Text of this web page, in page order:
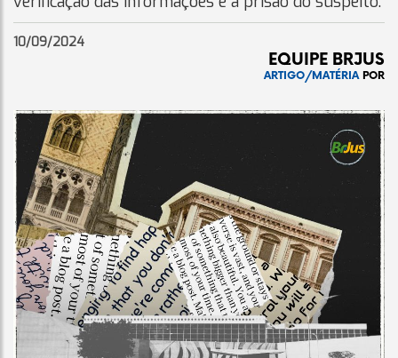
10/09/2024
EQUIPE BRJUS
ARTIGO/MATÉRIAPOR